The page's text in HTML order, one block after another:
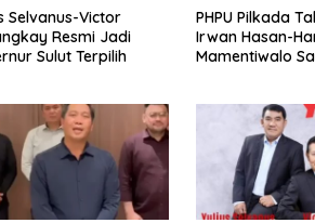
Selvanus-Victor
Resmi Jadi
Sulut Terpilih
PHPU Pilkada
Irwan Hasan-
Mamentiwalo